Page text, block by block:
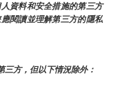
資料和安全措施的第三方
閱讀並理解第三方的隱私
三方，但以下情況除外：